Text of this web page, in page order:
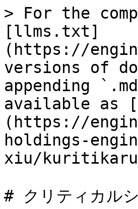
> For the
[llms.txt]
(https://
versions of
appending
available as
(https://
holdings-
xiu/
# クリティカル